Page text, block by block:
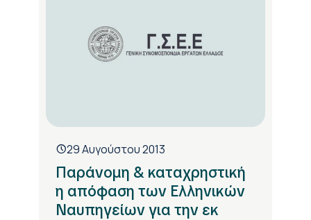
29 Αυγούστου 2013
Παράνομη & καταχρηστική
η απόφαση των Ελληνικών
Ναυπηγείων για την εκ